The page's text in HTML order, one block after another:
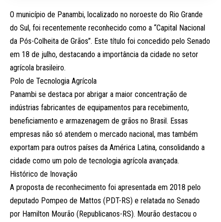
O município de Panambi, localizado no noroeste do Rio Grande
do Sul, foi recentemente reconhecido como a “Capital Nacional
da Pós-Colheita de Grãos”. Este título foi concedido pelo Senado
em 18 de julho, destacando a importância da cidade no setor
agrícola brasileiro.
Polo de Tecnologia Agrícola
Panambi se destaca por abrigar a maior concentração de
indústrias fabricantes de equipamentos para recebimento,
beneficiamento e armazenagem de grãos no Brasil. Essas
empresas não só atendem o mercado nacional, mas também
exportam para outros países da América Latina, consolidando a
cidade como um polo de tecnologia agrícola avançada.
Histórico de Inovação
A proposta de reconhecimento foi apresentada em 2018 pelo
deputado Pompeo de Mattos (PDT-RS) e relatada no Senado
por Hamilton Mourão (Republicanos-RS). Mourão destacou o